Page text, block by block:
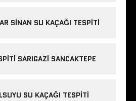
SINAN SU KAÇAĞI TESPITI
SARIGAZI SANCAKTEPE
SU KAÇAĞI TESPITI